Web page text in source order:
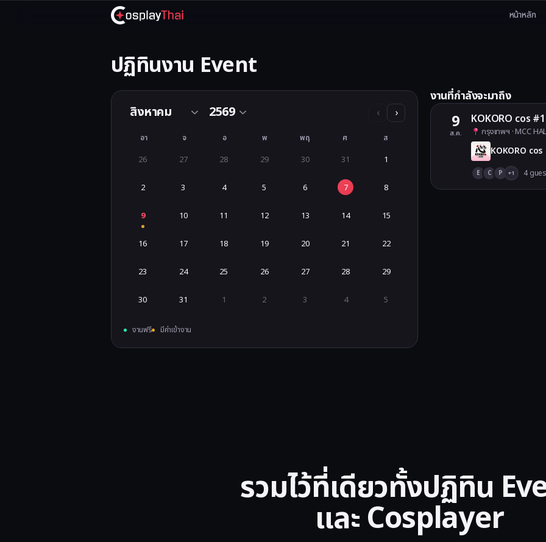
หน้าหลัก
ปฏิทินงาน Event
รวมปฏิทินงานอีเวนต์ Pop Culture (Cosplay, Game, Anime, Card, Art Market) และรายชื่อ Cosplayer
‹
›
อา จ อ พ พฤ ศ ส
26 27 28 29 30 31 1
2 3 4 5 6 7 8
9 10 11 12 13 14 15
16 17 18 19 20 21 22
23 24 25 26 27 28 29
30 31 1 2 3 4 5
งานฟรี มีค่าเข้างาน
งานที่กำลังจะมาถึง
9
ส.ค.
KOKORO cos
กรุงเทพฯ · MCC HALL
KOKORO cos
E C P +1 4
รวมไว้ที่เดียวทั้งปฏิทิน
และ Cosplayer